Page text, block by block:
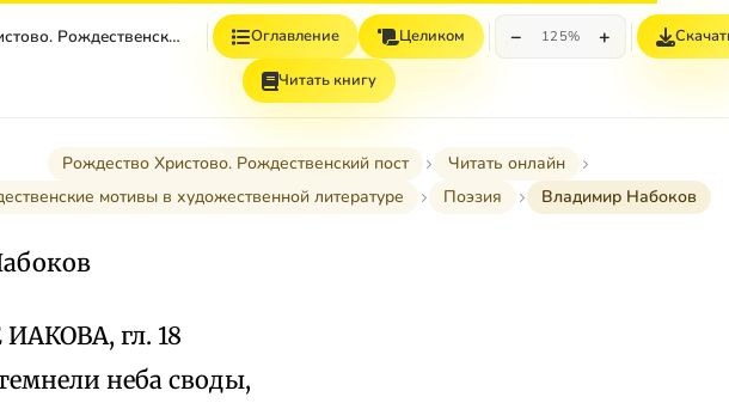
Рождество Христово. Рождественский Пост Оглавление Целиком − 125% +
Читать книгу
Рождество Христово. Рождественский пост
Читать онлайн
мотивы в художественной литературе
Поэзия Владимир Набоков
гл. 18
неба своды,